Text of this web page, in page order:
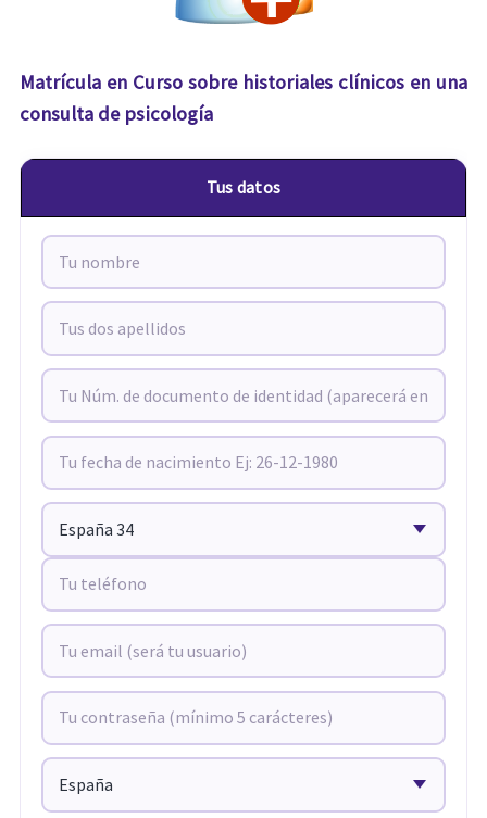
Matrícula en Curso sobre historiales clínicos en una
consulta de psicología
Tus datos